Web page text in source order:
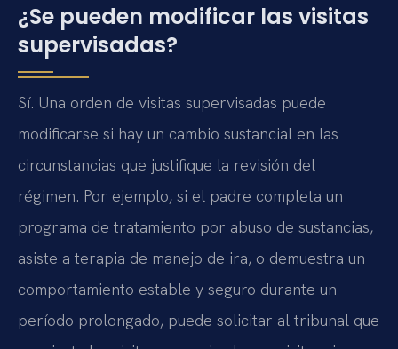
¿Se pueden modificar las visitas
supervisadas?
Sí. Una orden de visitas supervisadas puede
modificarse si hay un cambio sustancial en las
circunstancias que justifique la revisión del
régimen. Por ejemplo, si el padre completa un
programa de tratamiento por abuso de sustancias,
asiste a terapia de manejo de ira, o demuestra un
comportamiento estable y seguro durante un
período prolongado, puede solicitar al tribunal que